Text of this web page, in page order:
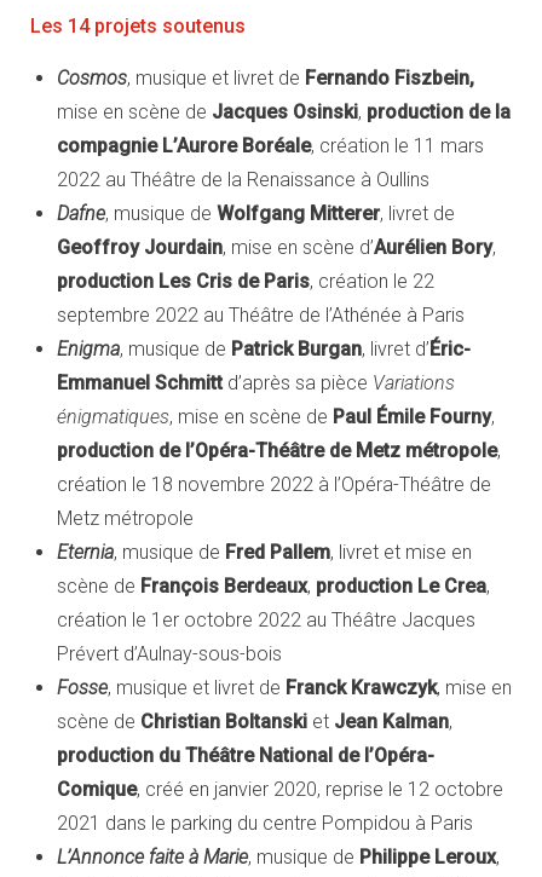
Les 14 projets soutenus
Cosmos, musique et livret de Fernando Fiszbein,
mise en scène de Jacques Osinski, production de la
compagnie L’Aurore Boréale, création le 11 mars
2022 au Théâtre de la Renaissance à Oullins
Dafne, musique de Wolfgang Mitterer, livret de
Geoffroy Jourdain, mise en scène d’Aurélien Bory,
production Les Cris de Paris, création le 22
septembre 2022 au Théâtre de l’Athénée à Paris
Enigma, musique de Patrick Burgan, livret d’Éric-
Emmanuel Schmitt d’après sa pièce Variations
énigmatiques, mise en scène de Paul Émile Fourny,
production de l’Opéra-Théâtre de Metz métropole,
création le 18 novembre 2022 à l’Opéra-Théâtre de
Metz métropole
Eternia, musique de Fred Pallem, livret et mise en
scène de François Berdeaux, production Le Crea,
création le 1er octobre 2022 au Théâtre Jacques
Prévert d’Aulnay-sous-bois
Fosse, musique et livret de Franck Krawczyk, mise en
scène de Christian Boltanski et Jean Kalman,
production du Théâtre National de l’Opéra-
Comique, créé en janvier 2020, reprise le 12 octobre
2021 dans le parking du centre Pompidou à Paris
L’Annonce faite à Marie, musique de Philippe Leroux,